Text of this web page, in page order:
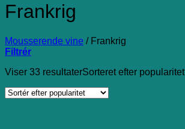
Frankrig
Mousserende vine /Frankrig
Filtrér
Viser 33 resultaterSorteret efter popularitet